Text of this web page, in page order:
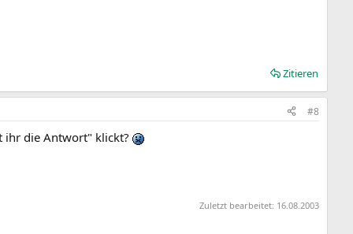
Zitieren
#8
ihr die Antwort" klickt?
Zuletzt bearbeitet: 16.08.2003